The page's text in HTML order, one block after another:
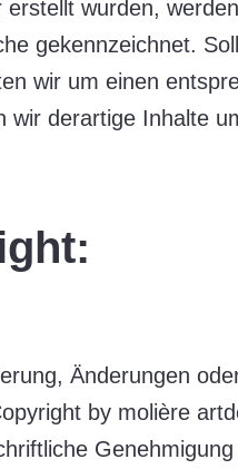
wurden,
gekennzeichnet.
wir um einen
derartige Inhalte
Änderungen
by molière